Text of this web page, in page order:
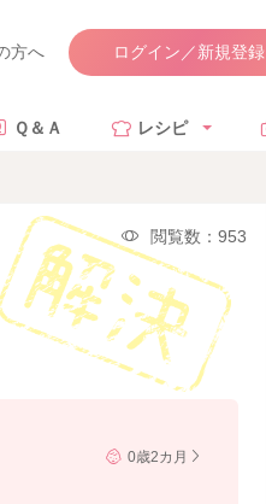
方へ ログイン／新規登録
Ｑ＆Ａ レシピ
閲覧数：953
0歳2カ月